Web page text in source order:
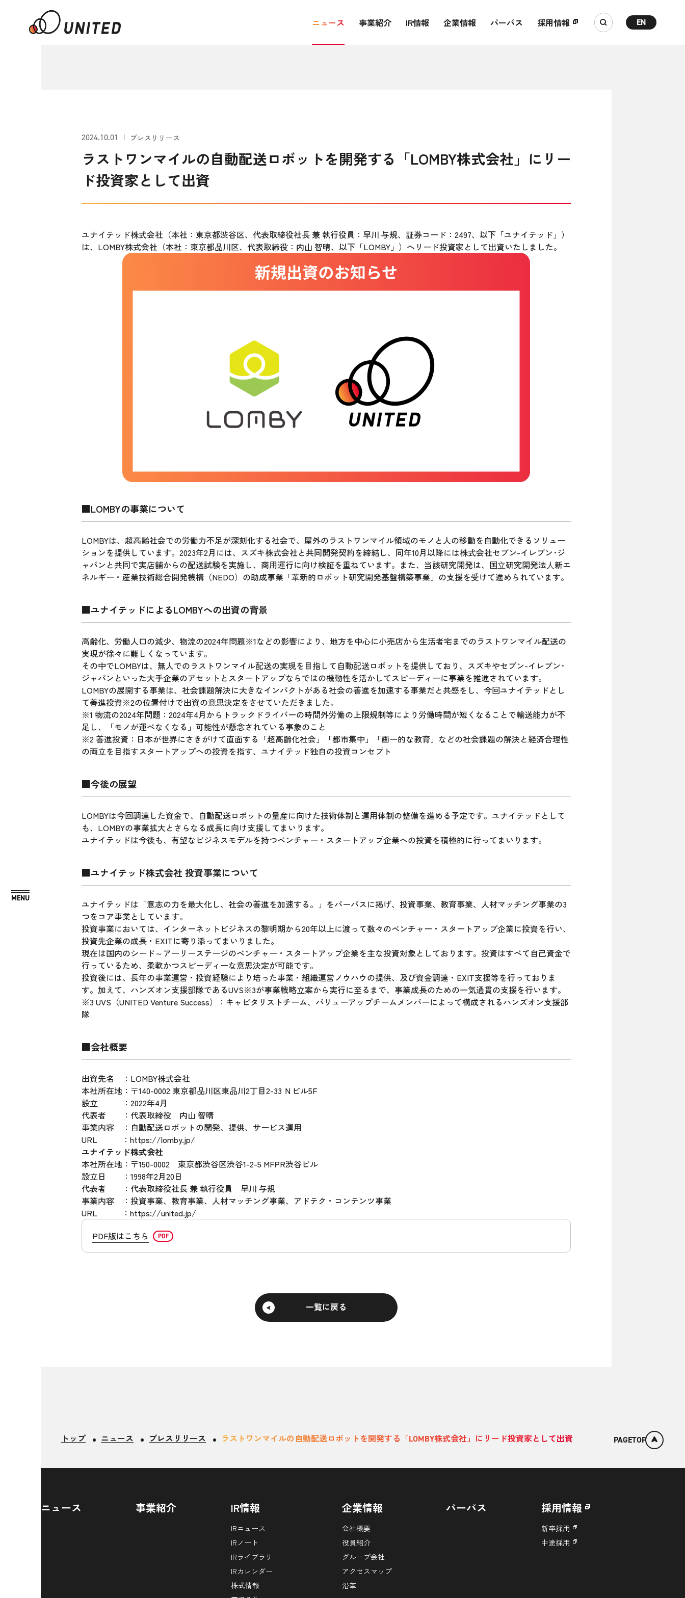
ニュース 事業紹介 IR情報 企業情報 パーパス 採用情報 EN
2024.10.01 プレスリリース
ラストワンマイルの自動配送ロボットを開発する「LOMBY株式会社」にリー
ド投資家として出資
ユナイテッド株式会社（本社：東京都渋谷区、代表取締役社長 兼 執行役員：早川 与規、証券コード：2497、以下「ユナイテッド」）
は、LOMBY株式会社（本社：東京都品川区、代表取締役：内山 智晴、以下「LOMBY」）へリード投資家として出資いたしました。
■LOMBYの事業について
LOMBYは、超高齢社会での労働力不足が深刻化する社会で、屋外のラストワンマイル領域のモノと人の移動を自動化できるソリュー
ションを提供しています。2023年2月には、スズキ株式会社と共同開発契約を締結し、同年10月以降には株式会社セブン-イレブン･ジ
ャパンと共同で実店舗からの配送試験を実施し、商用運行に向け検証を重ねています。また、当該研究開発は、国⽴研究開発法⼈新エ
ネルギー・産業技術総合開発機構（NEDO）の助成事業「⾰新的ロボット研究開発基盤構築事業」の支援を受けて進められています。
■ユナイテッドによるLOMBYへの出資の背景
高齢化、労働人口の減少、物流の2024年問題※1などの影響により、地方を中心に小売店から生活者宅までのラストワンマイル配送の
実現が徐々に難しくなっています。
その中でLOMBYは、無人でのラストワンマイル配送の実現を目指して自動配送ロボットを提供しており、スズキやセブン-イレブン･
ジャパンといった大手企業のアセットとスタートアップならではの機動性を活かしてスピーディーに事業を推進されています。
LOMBYの展開する事業は、社会課題解決に大きなインパクトがある社会の善進を加速する事業だと共感をし、今回ユナイテッドとし
て善進投資※2の位置付けで出資の意思決定をさせていただきました。
※1 物流の2024年問題：2024年4月からトラックドライバーの時間外労働の上限規制等により労働時間が短くなることで輸送能力が不
足し、「モノが運べなくなる」可能性が懸念されている事象のこと
※2 善進投資：日本が世界にさきがけて直面する「超高齢化社会」「都市集中」「画一的な教育」などの社会課題の解決と経済合理性
の両立を目指すスタートアップへの投資を指す、ユナイテッド独自の投資コンセプト
■今後の展望
LOMBYは今回調達した資金で、自動配送ロボットの量産に向けた技術体制と運用体制の整備を進める予定です。ユナイテッドとして
も、LOMBYの事業拡大とさらなる成長に向け支援してまいります。
ユナイテッドは今後も、有望なビジネスモデルを持つベンチャー・スタートアップ企業への投資を積極的に行ってまいります。
■ユナイテッド株式会社 投資事業について
ユナイテッドは「意志の力を最大化し、社会の善進を加速する。」をパーパスに掲げ、投資事業、教育事業、人材マッチング事業の3
つをコア事業としています。
投資事業においては、インターネットビジネスの黎明期から20年以上に渡って数々のベンチャー・スタートアップ企業に投資を行い、
投資先企業の成長・EXITに寄り添ってまいりました。
現在は国内のシード～アーリーステージのベンチャー・スタートアップ企業を主な投資対象としております。投資はすべて自己資金で
行っているため、柔軟かつスピーディーな意思決定が可能です。
投資後には、長年の事業運営・投資経験により培った事業・組織運営ノウハウの提供、及び資金調達・EXIT支援等を行っておりま
す。加えて、ハンズオン支援部隊であるUVS※3が事業戦略立案から実行に至るまで、事業成長のための一気通貫の支援を行います。
※3 UVS（UNITED Venture Success）：キャピタリストチーム、バリューアップチームメンバーによって構成されるハンズオン支援部
隊
■会社概要
出資先名 ：LOMBY株式会社
本社所在地：〒140-0002 東京都品川区東品川2丁目2-33 Ｎビル5F
設立 ：2022年4月
代表者 ：代表取締役 内山 智晴
事業内容 ：自動配送ロボットの開発、提供、サービス運用
URL ：https://lomby.jp/
ユナイテッド株式会社
本社所在地：〒150-0002 東京都渋谷区渋谷1-2-5 MFPR渋谷ビル
設立日 ：1998年2月20日
代表者 ：代表取締役社長 兼 執行役員 早川 与規
事業内容 ：投資事業、教育事業、人材マッチング事業、アドテク・コンテンツ事業
URL ：https://united.jp/
PDF版はこちら
一覧に戻る
トップ ニュース プレスリリース ラストワンマイルの自動配送ロボットを開発する「LOMBY株式会社」にリード投資家として出資 PAGETOP
ニュース 事業紹介 IR情報
IRニュース
IRノート
IRライブラリ
IRカレンダー
株式情報
企業情報
会社概要
役員紹介
グループ会社
アクセスマップ
沿革
パーパス 採用情報
新卒採用
中途採用